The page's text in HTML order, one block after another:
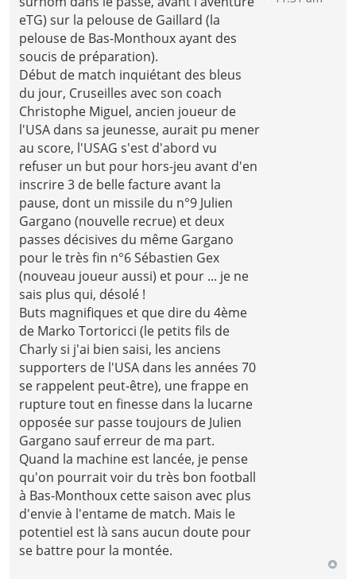
eTG) sur la pelouse de Gaillard (la
pelouse de Bas-Monthoux ayant des
soucis de préparation).
Début de match inquiétant des bleus
du jour, Cruseilles avec son coach
Christophe Miguel, ancien joueur de
l'USA dans sa jeunesse, aurait pu mener
au score, l'USAG s'est d'abord vu
refuser un but pour hors-jeu avant d'en
inscrire 3 de belle facture avant la
pause, dont un missile du n°9 Julien
Gargano (nouvelle recrue) et deux
passes décisives du même Gargano
pour le très fin n°6 Sébastien Gex
(nouveau joueur aussi) et pour ... je ne
sais plus qui, désolé !
Buts magnifiques et que dire du 4ème
de Marko Tortoricci (le petits fils de
Charly si j'ai bien saisi, les anciens
supporters de l'USA dans les années 70
se rappelent peut-être), une frappe en
rupture tout en finesse dans la lucarne
opposée sur passe toujours de Julien
Gargano sauf erreur de ma part.
Quand la machine est lancée, je pense
qu'on pourrait voir du très bon football
à Bas-Monthoux cette saison avec plus
d'envie à l'entame de match. Mais le
potentiel est là sans aucun doute pour
se battre pour la montée.